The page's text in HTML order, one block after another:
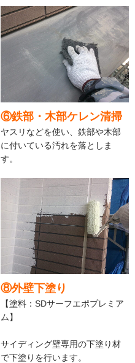
⑥鉄部・木部ケレン清掃
ヤスリなどを使い、鉄部や木部
に付いている汚れを落としま
す。
⑧外壁下塗り
【塗料：SDサーフエポプレミア
ム】
サイディング壁専用の下塗り材
で下塗りを行います。